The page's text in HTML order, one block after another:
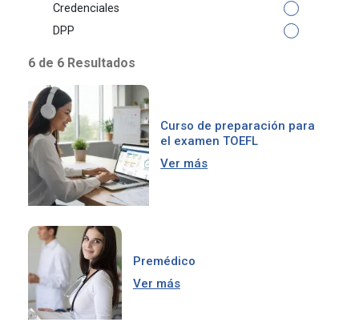
Credenciales
DPP
6 de 6 Resultados
Curso de preparación para
el examen TOEFL
Ver más
Premédico
Ver más